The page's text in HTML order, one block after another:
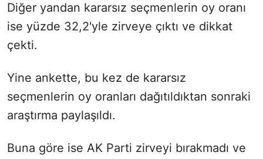
Diğer yandan kararsız seçmenlerin oy oranı
ise yüzde 32,2'yle zirveye çıktı ve dikkat
çekti.
Yine ankette, bu kez de kararsız
seçmenlerin oy oranları dağıtıldıktan sonraki
araştırma paylaşıldı.
Buna göre ise AK Parti zirveyi bırakmadı ve